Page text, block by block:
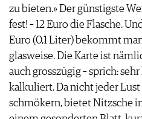
zu bieten.» Der günstigste
fest! – 12 Euro die Flasche.
Euro (0,1 Liter) bekommt
glasweise. Die Karte ist
auch grosszügig – sprich:
kalkuliert. Da nicht jeder Lust
schmökern, bietet Nitzsche